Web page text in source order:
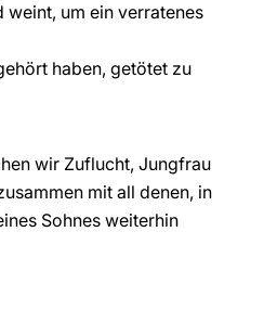
weint, um ein verratenes
haben, getötet zu
wir Zuflucht, Jungfrau
mit all denen, in
Sohnes weiterhin